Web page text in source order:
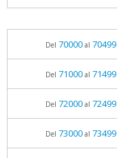
Del 70000al 70499
Del 71000al 71499
Del 72000al 72499
Del 73000al 73499